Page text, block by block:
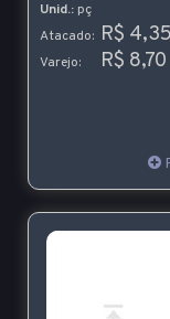
Unid.: pç
Atacado: R$ 4,35
Varejo: R$ 8,70